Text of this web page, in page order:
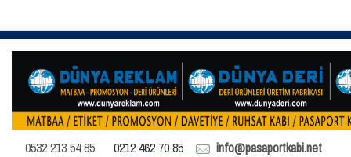
0532 213 54 85 0212 462 70 85 info@pasaportkabi.net